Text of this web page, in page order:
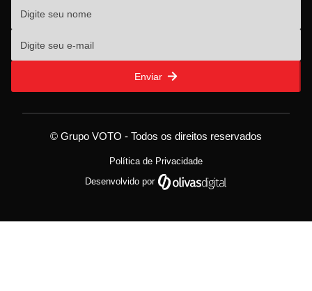
Enviar
© Grupo VOTO - Todos os direitos reservados
Política de Privacidade
Desenvolvido por